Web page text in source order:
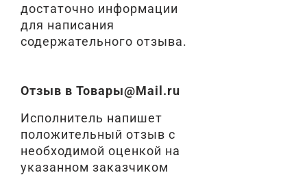
достаточно информации
для написания
содержательного отзыва.
Отзыв в Товары@Mail.ru
Исполнитель напишет
положительный отзыв с
необходимой оценкой на
указанном заказчиком